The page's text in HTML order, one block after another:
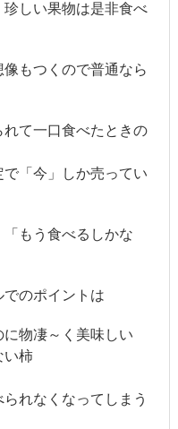
しい果物は是非食べ
もつくので普通なら
れて一口食べたときの
「今」しか売ってい
もう食べるしかな
のポイントは
に物凄～く美味しい
い柿
れなくなってしまう